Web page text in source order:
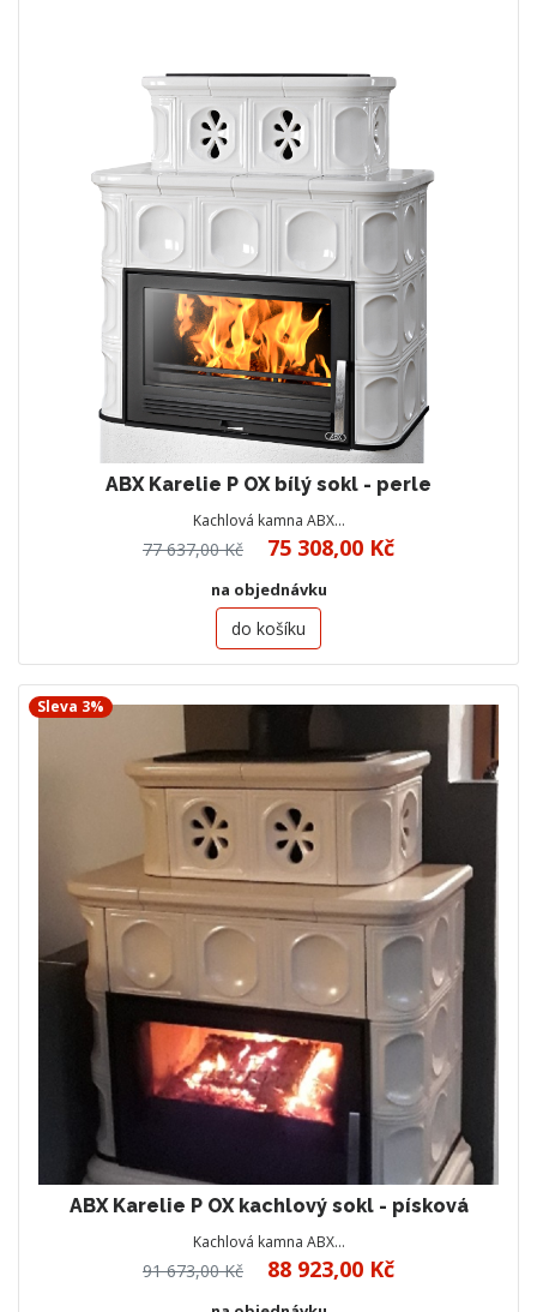
ABX Karelie P OX bílý sokl - perle
Kachlová kamna ABX…
77 637,00 Kč 75 308,00 Kč
na objednávku
do košíku
Sleva 3%
ABX Karelie P OX kachlový sokl - písková
Kachlová kamna ABX…
91 673,00 Kč 88 923,00 Kč